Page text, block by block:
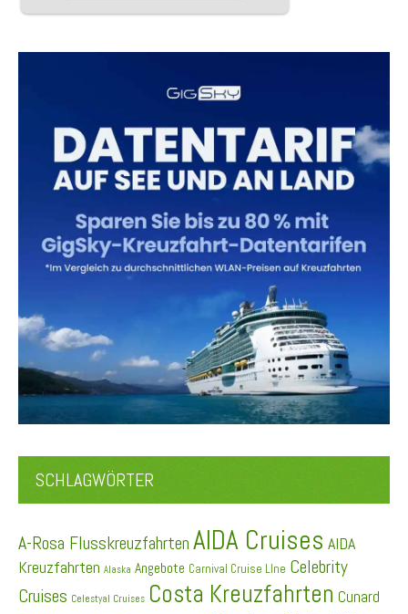
SCHLAGWÖRTER
A-Rosa Flusskreuzfahrten AIDA Cruises AIDA
Kreuzfahrten Alaska Angebote Carnival Cruise LIne Celebrity
Cruises Celestyal Cruises Costa Kreuzfahrten Cunard